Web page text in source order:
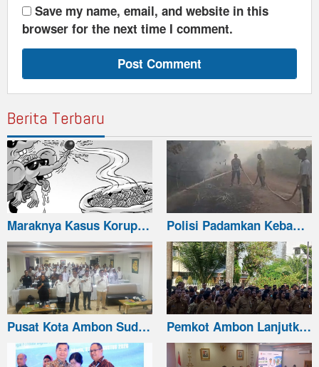
Save my name, email, and website in this
browser for the next time I comment.
Berita Terbaru
Maraknya Kasus Korup… Polisi Padamkan Keba…
Pusat Kota Ambon Sud… Pemkot Ambon Lanjutk…